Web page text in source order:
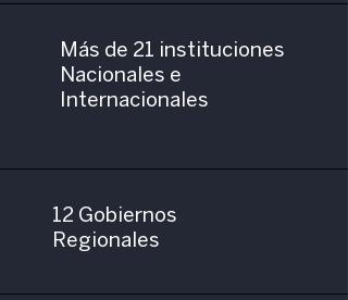
Más de 21 instituciones
Nacionales e
Internacionales
12 Gobiernos
Regionales